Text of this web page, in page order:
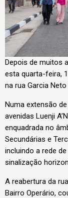
Depois de muitos
esta quarta-feira,
na rua Garcia
Numa extensão
avenidas Luenji
enquadrada no
Secundárias e
incluindo a rede
sinalização
A reabertura da
Bairro Operário,